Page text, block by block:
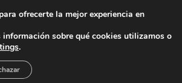
de Leche
de Leche
ofrecerte la mejor experiencia en
información sobre qué cookies utilizamos o
.